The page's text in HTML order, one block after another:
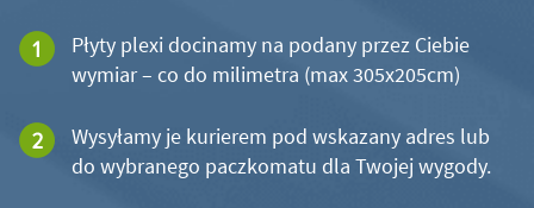
Płyty plexi docinamy na podany przez Ciebie
wymiar – co do milimetra (max 305x205cm)
Wysyłamy je kurierem pod wskazany adres lub
do wybranego paczkomatu dla Twojej wygody.